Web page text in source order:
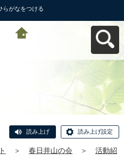
らがなをつける
読み上げ 読み上げ設定
＞ 春日井山の会 ＞
活動紹